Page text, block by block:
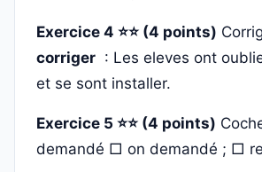
Exercice 4 ⭐⭐ (4 points)
corriger : Les eleves ont
et se sont installer.
Exercice 5 ⭐⭐ (4 points)
demandé □ on demandé ; □